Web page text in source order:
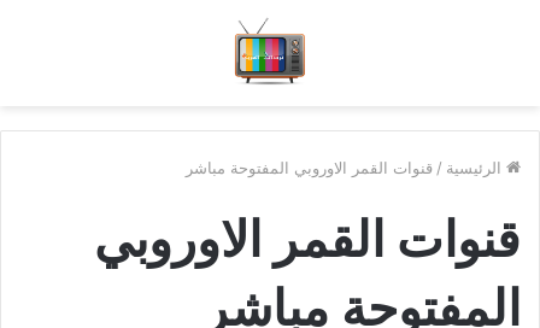
الرئيسية / قنوات القمر الاوروبي المفتوحة مباشر
قنوات القمر الاوروبي
المفتوحة مباشر